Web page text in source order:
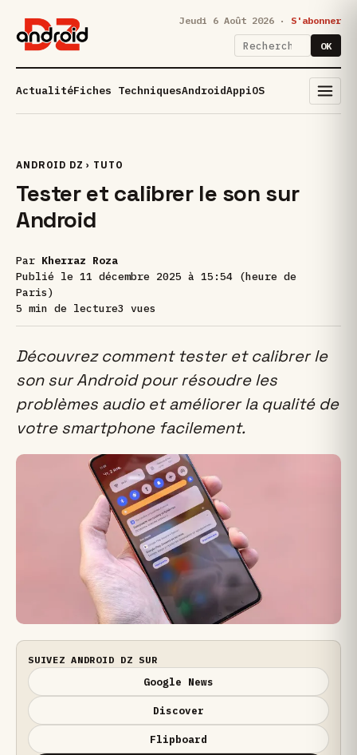
Jeudi 6 Août 2026 · S'abonner
OK
ActualitéFiches TechniquesAndroidAppiOS
ANDROID DZ › TUTO
Tester et calibrer le son sur
Android
Par Kherraz Roza
Publié le11 décembre 2025 à 15:54 (heure de
Paris)
5 min de lecture3 vues
Découvrez comment tester et calibrer le
son sur Android pour résoudre les
problèmes audio et améliorer la qualité de
votre smartphone facilement.
SUIVEZ ANDROID DZ SUR
Google News
Discover
Flipboard